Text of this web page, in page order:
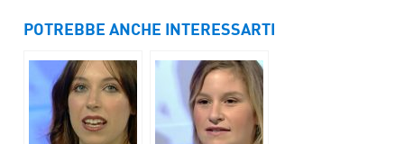
POTREBBE ANCHE INTERESSARTI